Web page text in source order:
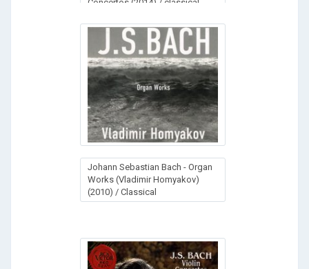
Concertos (2014) / classical
Johann Sebastian Bach - Organ
Works (Vladimir Homyakov)
(2010) / Classical